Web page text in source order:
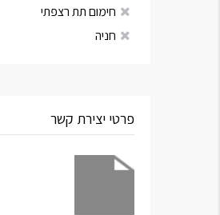
חימום תת רצפתי
חניה
פרטי יצירת קשר